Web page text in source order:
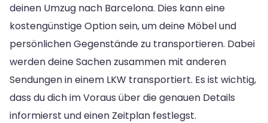
deinen Umzug nach Barcelona. Dies kann eine
kostengünstige Option sein, um deine Möbel und
persönlichen Gegenstände zu transportieren. Dabei
werden deine Sachen zusammen mit anderen
Sendungen in einem LKW transportiert. Es ist wichtig,
dass du dich im Voraus über die genauen Details
informierst und einen Zeitplan festlegst.